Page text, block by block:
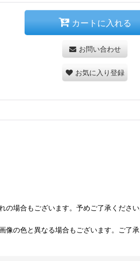
カートに入れる
お問い合わせ
お気に入り登録
場合もございます。予めご了承ください
の色と異なる場合もございます。ご了承